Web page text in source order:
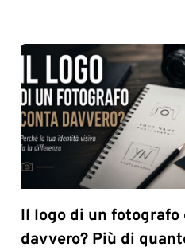
Il logo di un fotografo
davvero? Più di